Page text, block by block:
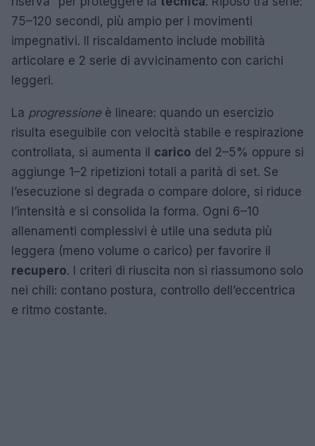
75–120 secondi, più ampio per i movimenti
impegnativi. Il riscaldamento include mobilità
articolare e 2 serie di avvicinamento con carichi
leggeri.
La progressioneè lineare: quando un esercizio
risulta eseguibile con velocità stabile e respirazione
controllata, si aumenta il carico del 2–5% oppure si
aggiunge 1–2 ripetizioni totali a parità di set. Se
l’esecuzione si degrada o compare dolore, si riduce
l’intensità e si consolida la forma. Ogni 6–10
allenamenti complessivi è utile una seduta più
leggera (meno volume o carico) per favorire il
recupero. I criteri di riuscita non si riassumono solo
nei chili: contano postura, controllo dell’eccentrica
e ritmo costante.